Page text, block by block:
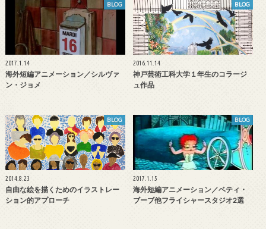
BLOG
2017.1.14
海外短編アニメーション／シルヴァ
ン・ジョメ
BLOG
2016.11.14
神戸芸術工科大学１年生のコラージ
ュ作品
BLOG
2014.8.23
自由な絵を描くためのイラストレー
ション的アプローチ
BLOG
2017.1.15
海外短編アニメーション／ベティ・
ブーブ他フライシャースタジオ2選